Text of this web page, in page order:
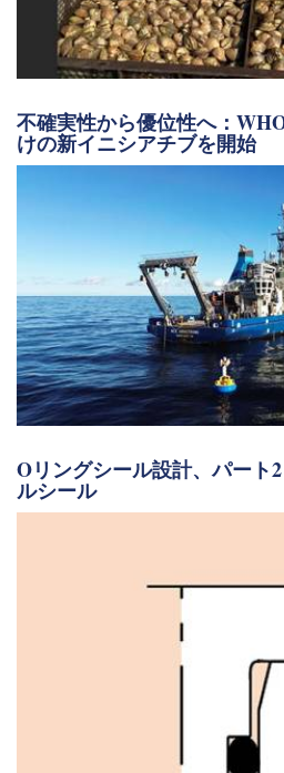
不確実性から優位性へ：
けの新イニシアチブを開始
Oリングシール設計、パート
ルシール